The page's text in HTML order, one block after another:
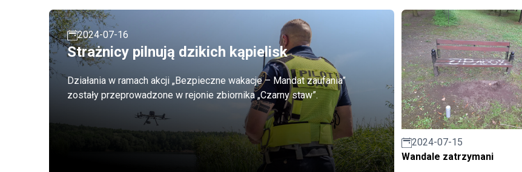
2024-07-16
Strażnicy pilnują dzikich kąpielisk
Działania w ramach akcji „Bezpieczne wakacje – Mandat zaufania”
zostały przeprowadzone w rejonie zbiornika „Czarny staw”.
2024-07-15
Wandale zatrzymani